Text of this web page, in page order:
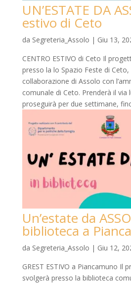
UN’ESTATE DA
estivo di Ceto
da Segreteria_Assolo | Giu 13,
CENTRO ESTIVO di Ceto Il
presso la lo Spazio Feste di
collaborazione di Assolo con
comunale di Ceto. Prenderà il via
proseguirà per due settimane,
Un’estate da
biblioteca a
da Segreteria_Assolo | Giu 12,
GREST ESTIVO a Piancamuno Il
svolgerà presso la biblioteca